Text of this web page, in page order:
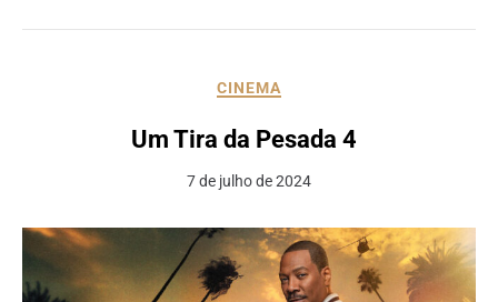
CINEMA
Um Tira da Pesada 4
7 de julho de 2024